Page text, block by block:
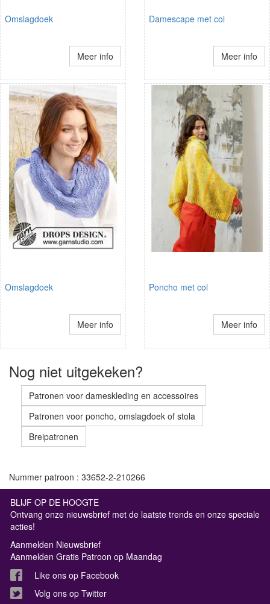
Omslagdoek
Meer info
Damescape met col
Meer info
Omslagdoek
Meer info
Poncho met col
Meer info
Nog niet uitgekeken?
Patronen voor dameskleding en accessoires
Patronen voor poncho, omslagdoek of stola
Breipatronen
Nummer patroon : 33652-2-210266
BLIJF OP DE HOOGTE
Ontvang onze nieuwsbrief met de laatste trends en onze speciale
acties!
Aanmelden Nieuwsbrief
Aanmelden Gratis Patroon op Maandag
Like ons op Facebook
Volg ons op Twitter